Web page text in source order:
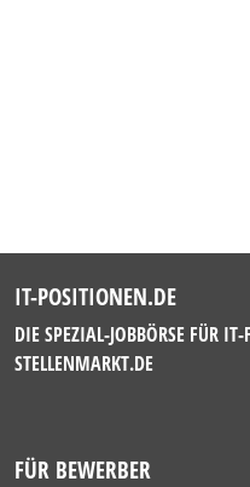
IT-POSITIONEN.DE
DIE SPEZIAL-JOBBÖRSE FÜR
STELLENMARKT.DE
FÜR BEWERBER